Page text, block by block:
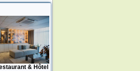
& Hôtel